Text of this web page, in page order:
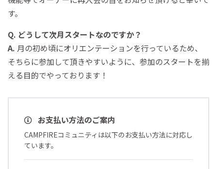
す。
Q. どうして次月スタートなのですか？
A. 月の初め頃にオリエンテーションを行っているため、
そちらに参加して頂きやすいように、参加のスタートを揃
える目的でやっております！
お支払い方法のご案内
CAMPFIREコミュニティは以下のお支払い方法に対応し
ています。